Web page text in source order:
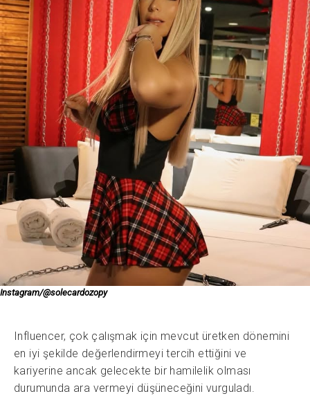
Instagram/@solecardozopy
Influencer, çok çalışmak için mevcut üretken dönemini
en iyi şekilde değerlendirmeyi tercih ettiğini ve
kariyerine ancak gelecekte bir hamilelik olması
durumunda ara vermeyi düşüneceğini vurguladı.